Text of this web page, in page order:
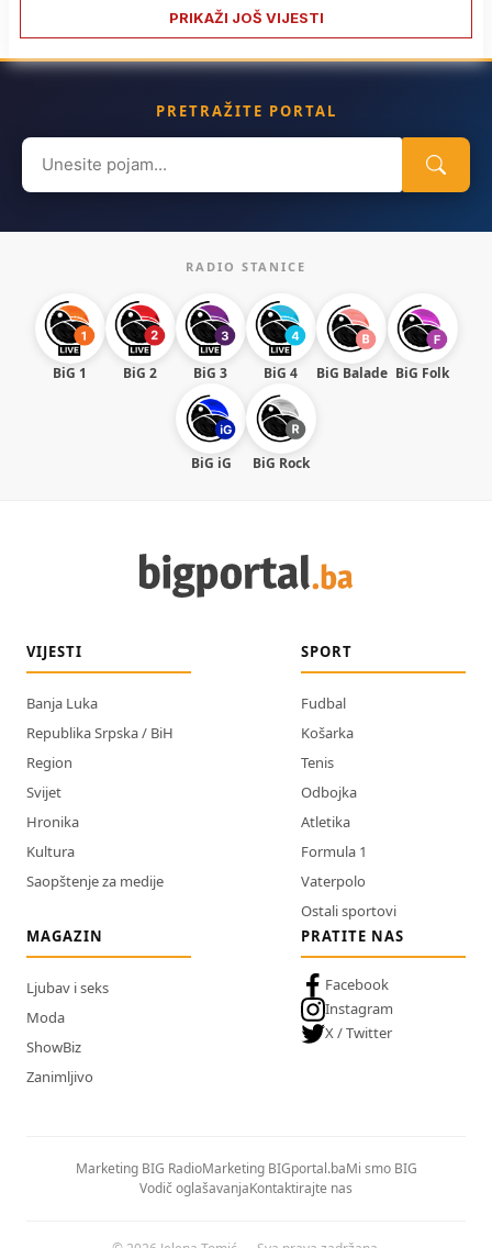
PRIKAŽI JOŠ VIJESTI
PRETRAŽITE PORTAL
Search
for:
RADIO STANICE
BiG 1 BiG 2 BiG 3 BiG 4 BiG Balade BiG Folk
BiG iG BiG Rock
VIJESTI
Banja Luka
Republika Srpska / BiH
Region
Svijet
Hronika
Kultura
Saopštenje za medije
SPORT
Fudbal
Košarka
Tenis
Odbojka
Atletika
Formula 1
Vaterpolo
Ostali sportovi
MAGAZIN
Ljubav i seks
Moda
ShowBiz
Zanimljivo
PRATITE NAS
Facebook
Instagram
X / Twitter
Marketing BIG RadioMarketing BIGportal.baMi smo BIG
Vodič oglašavanjaKontaktirajte nas